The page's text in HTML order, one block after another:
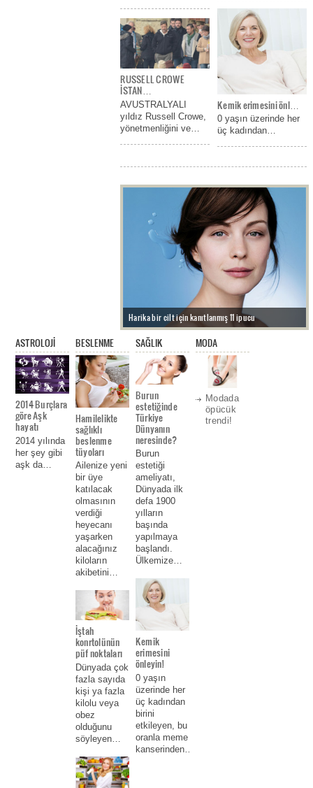
RUSSELL CROWE
İSTAN…
AVUSTRALYALI
yıldız Russell Crowe,
yönetmenliğini ve…
Kemik erimesini önl…
0 yaşın üzerinde her
üç kadından…
Harika bir cilt için kanıtlanmış 11 ipucu
Genetik yapıya göre zayıflanır mı?
Gözaltı morluklar için ne yapmalı?
ASTROLOJİ
2014 Burçlara
göre Aşk
hayatı
2014 yılında
her şey gibi
aşk da…
BESLENME
Hamilelikte
sağlıklı
beslenme
tüyoları
Ailenize yeni
bir üye
katılacak
olmasının
verdiği
heyecanı
yaşarken
alacağınız
kiloların
akibetini…
İştah
konrtolünün
püf noktaları
Dünyada çok
fazla sayıda
kişi ya fazla
kilolu veya
obez
olduğunu
söyleyen…
SAĞLIK
Burun
estetiğinde
Türkiye
Dünyanın
neresinde?
Burun
estetiği
ameliyatı,
Dünyada ilk
defa 1900
yılların
başında
yapılmaya
başlandı.
Ülkemize…
Kemik
erimesini
önleyin!
0 yaşın
üzerinde her
üç kadından
birini
etkileyen, bu
oranla meme
kanserinden…
MODA
Modada
öpücük
trendi!